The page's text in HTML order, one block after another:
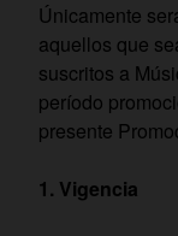
Únicamente
aquellos que
suscritos a
período
presente
Vigencia